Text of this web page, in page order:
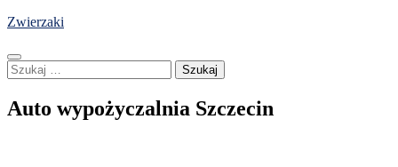
Skip
content
Zwierzaki
Szukaj:
Auto wypożyczalnia Szczecin